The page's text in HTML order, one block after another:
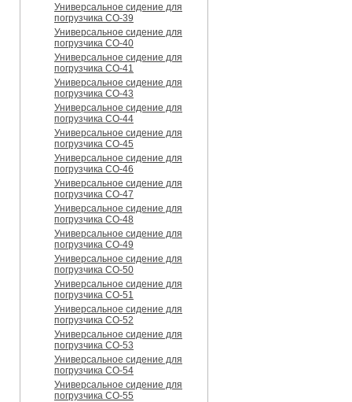
Универсальное сидение для
погрузчика CO-39
Универсальное сидение для
погрузчика CO-40
Универсальное сидение для
погрузчика CO-41
Универсальное сидение для
погрузчика CO-43
Универсальное сидение для
погрузчика CO-44
Универсальное сидение для
погрузчика CO-45
Универсальное сидение для
погрузчика CO-46
Универсальное сидение для
погрузчика CO-47
Универсальное сидение для
погрузчика CO-48
Универсальное сидение для
погрузчика CO-49
Универсальное сидение для
погрузчика CO-50
Универсальное сидение для
погрузчика CO-51
Универсальное сидение для
погрузчика CO-52
Универсальное сидение для
погрузчика CO-53
Универсальное сидение для
погрузчика CO-54
Универсальное сидение для
погрузчика CO-55